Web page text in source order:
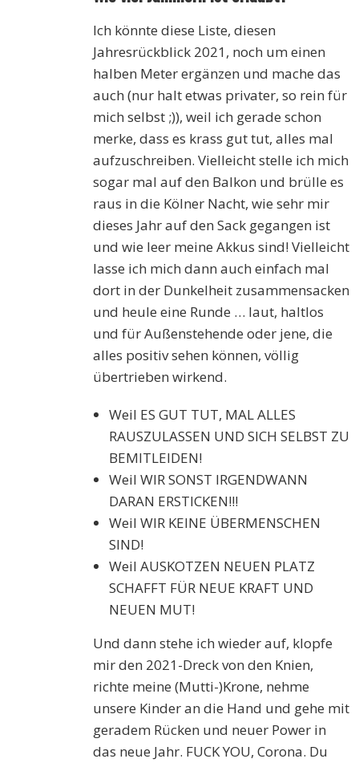
Ich könnte diese Liste, diesen
Jahresrückblick 2021, noch um einen
halben Meter ergänzen und mache das
auch (nur halt etwas privater, so rein für
mich selbst ;)), weil ich gerade schon
merke, dass es krass gut tut, alles mal
aufzuschreiben. Vielleicht stelle ich mich
sogar mal auf den Balkon und brülle es
raus in die Kölner Nacht, wie sehr mir
dieses Jahr auf den Sack gegangen ist
und wie leer meine Akkus sind! Vielleicht
lasse ich mich dann auch einfach mal
dort in der Dunkelheit zusammensacken
und heule eine Runde … laut, haltlos
und für Außenstehende oder jene, die
alles positiv sehen können, völlig
übertrieben wirkend.
Weil ES GUT TUT, MAL ALLES
RAUSZULASSEN UND SICH SELBST ZU
BEMITLEIDEN!
Weil WIR SONST IRGENDWANN
DARAN ERSTICKEN!!!
Weil WIR KEINE ÜBERMENSCHEN
SIND!
Weil AUSKOTZEN NEUEN PLATZ
SCHAFFT FÜR NEUE KRAFT UND
NEUEN MUT!
Und dann stehe ich wieder auf, klopfe
mir den 2021-Dreck von den Knien,
richte meine (Mutti-)Krone, nehme
unsere Kinder an die Hand und gehe mit
geradem Rücken und neuer Power in
das neue Jahr. FUCK YOU, Corona. Du